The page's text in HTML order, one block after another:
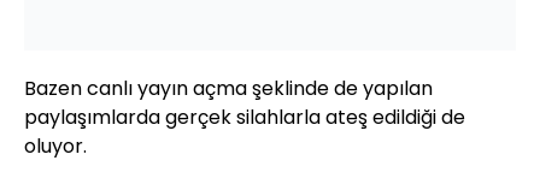
Bazen canlı yayın açma şeklinde de yapılan
paylaşımlarda gerçek silahlarla ateş edildiği de
oluyor.